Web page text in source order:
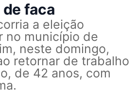
faca
a eleição
no município de
neste domingo,
retornar de trabalho
de 42 anos, com